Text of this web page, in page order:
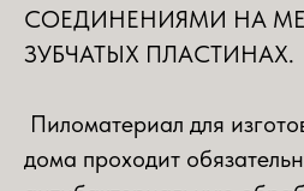
СОЕДИНЕНИЯМИ НА
ЗУБЧАТЫХ ПЛАСТИНАХ.
Пиломатериал для
дома проходит